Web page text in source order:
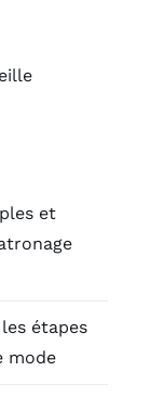
et
étapes
mode